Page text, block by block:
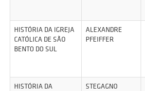
HISTÓRIA DA IGREJA
CATÓLICA DE SÃO
BENTO DO SUL
ALEXANDRE
PFEIFFER
HISTÓRIA DA
STEGAGNO